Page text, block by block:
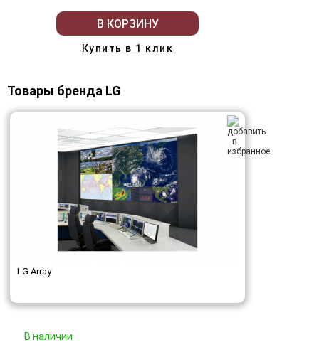
В КОРЗИНУ
Купить в 1 клик
Товары бренда LG
LG Array
В наличии